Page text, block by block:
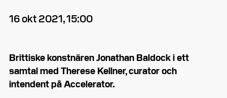
16 okt 2021, 15:00
Brittiske konstnären Jonathan Baldock i ett
samtal med Therese Kellner, curator och
intendent på Accelerator.